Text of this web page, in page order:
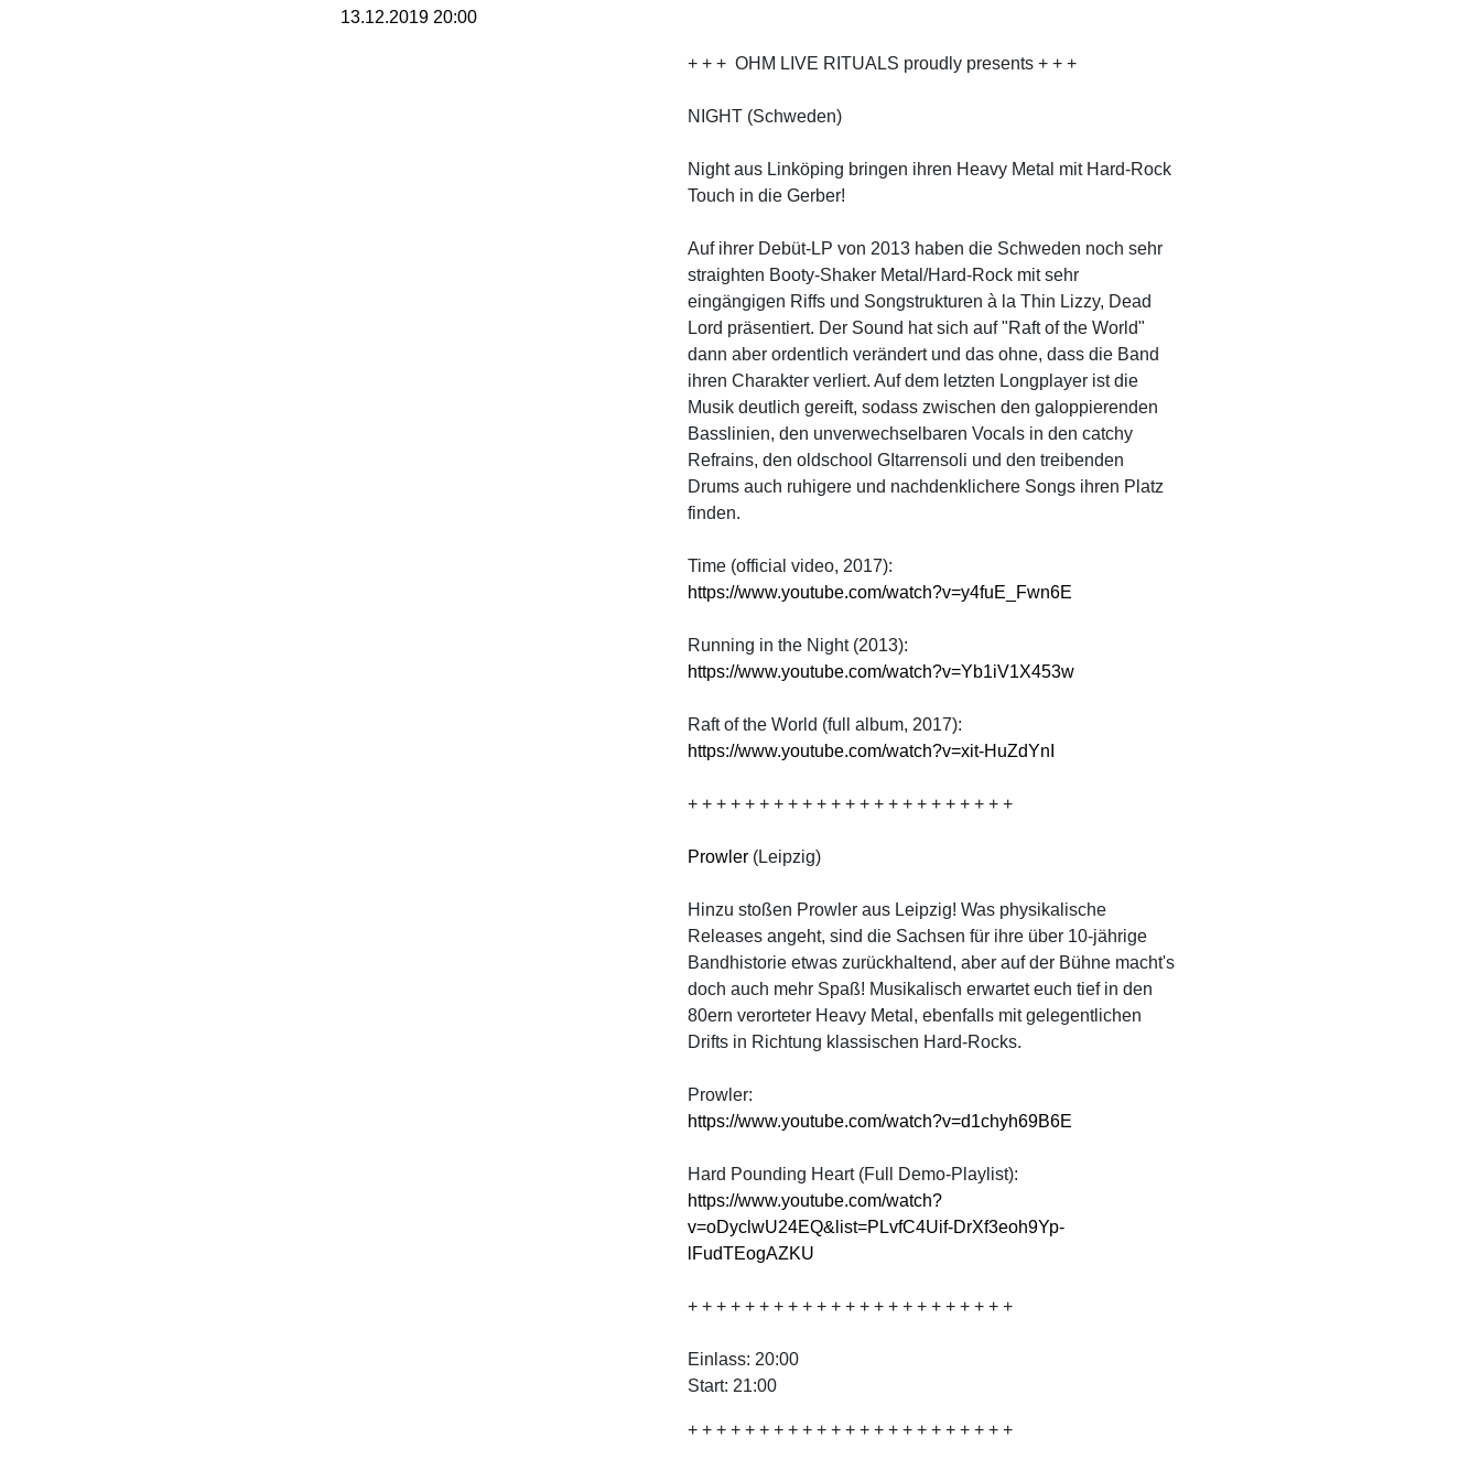
13.12.2019 20:00
+ + + OHM LIVE RITUALS proudly presents + + +
NIGHT (Schweden)
Night aus Linköping bringen ihren Heavy Metal mit Hard-Rock
Touch in die Gerber!
Auf ihrer Debüt-LP von 2013 haben die Schweden noch sehr
straighten Booty-Shaker Metal/Hard-Rock mit sehr
eingängigen Riffs und Songstrukturen à la Thin Lizzy, Dead
Lord präsentiert. Der Sound hat sich auf "Raft of the World"
dann aber ordentlich verändert und das ohne, dass die Band
ihren Charakter verliert. Auf dem letzten Longplayer ist die
Musik deutlich gereift, sodass zwischen den galoppierenden
Basslinien, den unverwechselbaren Vocals in den catchy
Refrains, den oldschool GItarrensoli und den treibenden
Drums auch ruhigere und nachdenklichere Songs ihren Platz
finden.
Time (official video, 2017):
https://www.youtube.com/watch?v=y4fuE_Fwn6E
Running in the Night (2013):
https://www.youtube.com/watch?v=Yb1iV1X453w
Raft of the World (full album, 2017):
https://www.youtube.com/watch?v=xit-HuZdYnI
+ + + + + + + + + + + + + + + + + + + + + + +
Prowler(Leipzig)
Hinzu stoßen Prowler aus Leipzig! Was physikalische
Releases angeht, sind die Sachsen für ihre über 10-jährige
Bandhistorie etwas zurückhaltend, aber auf der Bühne macht's
doch auch mehr Spaß! Musikalisch erwartet euch tief in den
80ern verorteter Heavy Metal, ebenfalls mit gelegentlichen
Drifts in Richtung klassischen Hard-Rocks.
Prowler:
https://www.youtube.com/watch?v=d1chyh69B6E
Hard Pounding Heart (Full Demo-Playlist):
https://www.youtube.com/watch?
v=oDyclwU24EQ&list=PLvfC4Uif-DrXf3eoh9Yp-
lFudTEogAZKU
+ + + + + + + + + + + + + + + + + + + + + + +
Einlass: 20:00
Start: 21:00
+ + + + + + + + + + + + + + + + + + + + + + +